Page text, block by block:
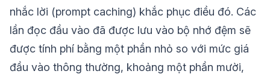
nhắc lời (prompt caching) khắc phục điều đó. Các
lần đọc đầu vào đã được lưu vào bộ nhớ đệm sẽ
được tính phí bằng một phần nhỏ so với mức giá
đầu vào thông thường, khoảng một phần mười,